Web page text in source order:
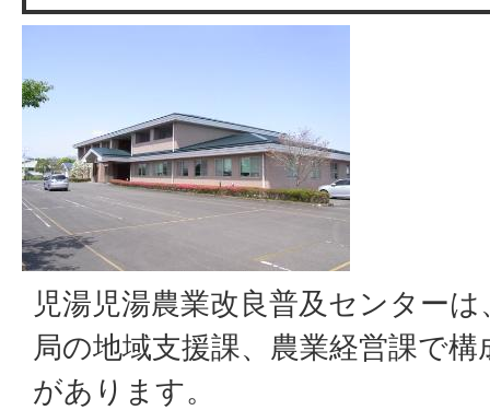
児湯児湯農業改良普及センター
局の地域支援課、農業経営課で
があります。